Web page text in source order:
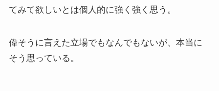
てみて欲しいとは個人的に強く強く思う。
偉そうに言えた立場でもなんでもないが、本当に
そう思っている。